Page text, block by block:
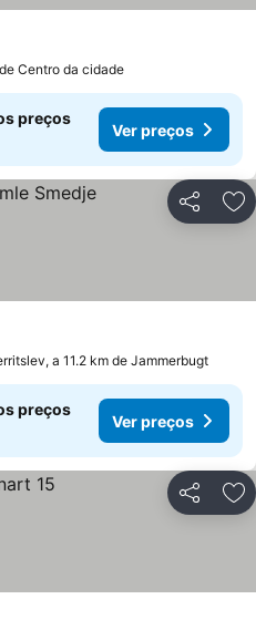
Centro da cidade
preços
Ver preços
Partilhar
a 11.2 km de Jammerbugt
preços
Ver preços
Partilhar